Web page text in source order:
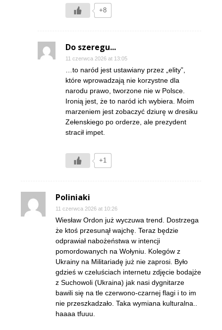
+8
Do szeregu...
11 czerwca 2026 at 13:05
…to naród jest ustawiany przez „elity”,
które wprowadzają nie korzystne dla
narodu prawo, tworzone nie w Polsce.
Ironią jest, że to naród ich wybiera. Moim
marzeniem jest zobaczyć dziurę w dresiku
Zełenskiego po orderze, ale prezydent
stracił impet.
+1
Poliniaki
11 czerwca 2026 at 10:26
Wiesław Ordon już wyczuwa trend. Dostrzega
że ktoś przesunął wajchę. Teraz będzie
odprawiał nabożeństwa w intencji
pomordowanych na Wołyniu. Kolegów z
Ukrainy na Militariadę już nie zaprosi. Było
gdzieś w czeluściach internetu zdjęcie bodajże
z Suchowoli (Ukraina) jak nasi dygnitarze
bawili się na tle czerwono-czarnej flagi i to im
nie przeszkadzało. Taka wymiana kulturalna..
haaaa tfuuu.